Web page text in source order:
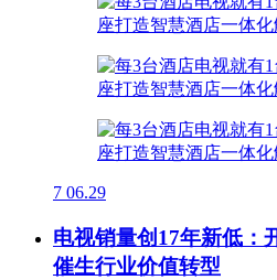
7 06.29
电视销量创17年新低：
催生行业价值转型